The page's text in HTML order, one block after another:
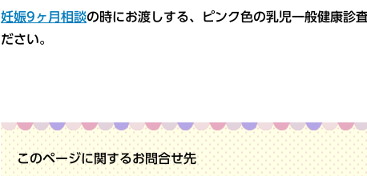
妊娠9ヶ月相談の時にお渡しする、ピンク色の乳児一般健康診
ださい。
このページに関するお問合せ先